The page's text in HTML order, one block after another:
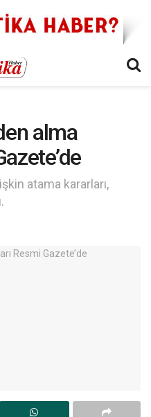
alma
atama kararları,